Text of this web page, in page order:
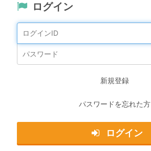
ログイン
新規登録
パスワードを忘れた方
ログイン